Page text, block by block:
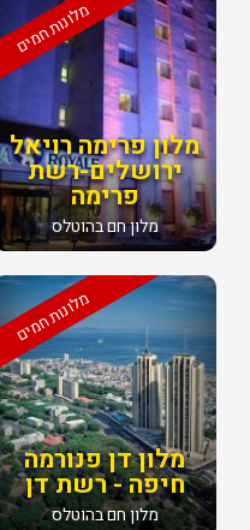
מלונות חמים
מלון פרימה רויאל
ירושלים-רשת
פרימה
מלון חם בהוטלס
מלונות חמים
מלון דן פנורמה
חיפה - רשת דן
מלון חם בהוטלס